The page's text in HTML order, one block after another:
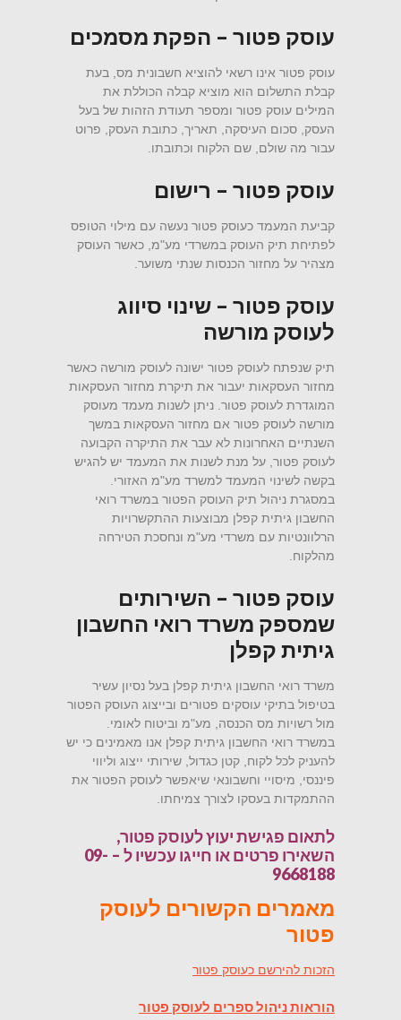
עוסק פטור – הפקת מסמכים
עוסק פטור אינו רשאי להוציא חשבונית מס, בעת
קבלת התשלום הוא מוציא קבלה הכוללת את
המילים עוסק פטור ומספר תעודת הזהות של בעל
העסק, סכום העיסקה, תאריך, כתובת העסק, פרוט
עבור מה שולם, שם הלקוח וכתובתו.
עוסק פטור – רישום
קביעת המעמד כעוסק פטור נעשה עם מילוי הטופס
לפתיחת תיק העוסק במשרדי מע"מ, כאשר העוסק
מצהיר על מחזור הכנסות שנתי משוער.
עוסק פטור – שינוי סיווג
לעוסק מורשה
תיק שנפתח לעוסק פטור ישונה לעוסק מורשה כאשר
מחזור העסקאות יעבור את תיקרת מחזור העסקאות
המוגדרת לעוסק פטור. ניתן לשנות מעמד מעוסק
מורשה לעוסק פטור אם מחזור העסקאות במשך
השנתיים האחרונות לא עבר את התיקרה הקבועה
לעוסק פטור, על מנת לשנות את המעמד יש להגיש
בקשה לשינוי המעמד למשרד מע"מ האזורי.
במסגרת ניהול תיק העוסק הפטור במשרד רואי
החשבון גיתית קפלן מבוצעות ההתקשרויות
הרלוונטיות עם משרדי מע"מ ונחסכת הטירחה
מהלקוח.
עוסק פטור – השירותים
שמספק משרד רואי החשבון
גיתית קפלן
משרד רואי החשבון גיתית קפלן בעל נסיון עשיר
בטיפול בתיקי עוסקים פטורים ובייצוג העוסק הפטור
מול רשויות מס הכנסה, מע"מ וביטוח לאומי.
במשרד רואי החשבון גיתית קפלן אנו מאמינים כי יש
להעניק לכל לקוח, קטן כגדול, שירותי ייצוג וליווי
פיננסי, מיסויי וחשבונאי שיאפשר לעוסק הפטור את
ההתמקדות בעסקו לצורך צמיחתו.
לתאום פגישת יעוץ לעוסק פטור,
השאירו פרטים או חייגו עכשיו ל – 09-
9668188
מאמרים הקשורים לעוסק
פטור
הזכות להירשם כעוסק פטור
הוראות ניהול ספרים לעוסק פטור